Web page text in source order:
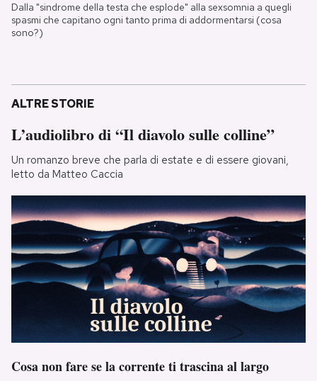
Dalla "sindrome della testa che esplode" alla sexsomnia a quegli
spasmi che capitano ogni tanto prima di addormentarsi (cosa
sono?)
ALTRE STORIE
L’audiolibro di “Il diavolo sulle colline”
Un romanzo breve che parla di estate e di essere giovani,
letto da Matteo Caccia
Cosa non fare se la corrente ti trascina al largo